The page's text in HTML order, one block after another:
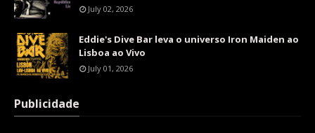
July 02, 2026
Eddie's Dive Bar leva o universo Iron Maiden ao
Lisboa ao Vivo
July 01, 2026
Publicidade